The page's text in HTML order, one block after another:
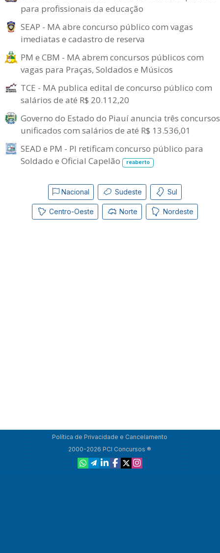
para profissionais da educação
SEAP - MA abre concurso público com vagas
imediatas e cadastro de reserva
PM e CBM - MA abrem concursos públicos com
vagas para Praças, Soldados e Músicos
TCE - MA publica edital de concurso público com
salários de até R$ 20.112,20
Governo do Estado do Piauí anuncia três concursos
unificados com salários de até R$ 13.536,01
SEAD e PM - PI retificam concurso público para
Soldado e Oficial Capelão
reaberto
Nacional Sudeste Sul
Centro-Oeste Norte Nordeste
Política de Privacidade e Cancelamento
2000-2026 PCI Concursos ®